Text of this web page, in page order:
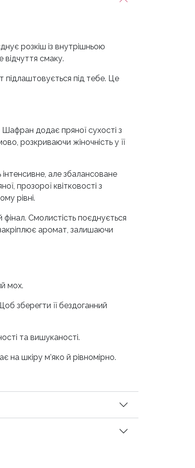
розкіш із внутрішньою
відчуття смаку.
підлаштовується під тебе. Це
додає пряної сухості з
розкриваючи жіночність у її
але збалансоване
прозорої квітковості з
рівні.
Смолистість поєднується
аромат, залишаючи
мох.
зберегти її бездоганний
та вишуканості.
на шкіру м’яко й рівномірно.